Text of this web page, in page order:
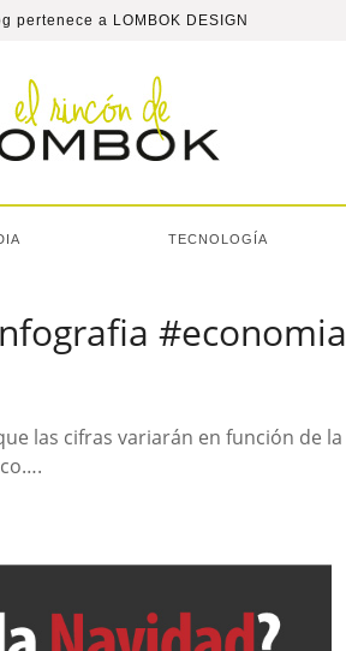
pertenece a LOMBOK DESIGN
TECNOLOGÍA
#economia
las cifras variarán en función de la